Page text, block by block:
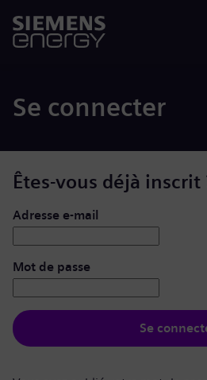
Se connecter
Êtes-vous déjà inscrit
Se connecter : nom d’utilisateur et
Adresse e-mail
Mot de passe
Se